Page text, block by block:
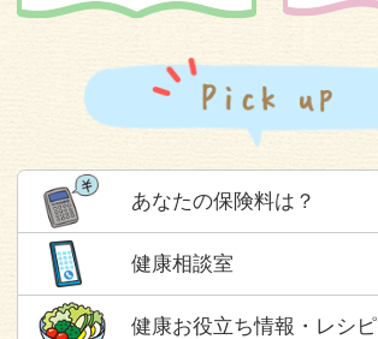
あなたの保険料は？
健康相談室
健康お役立ち情報・レシピ